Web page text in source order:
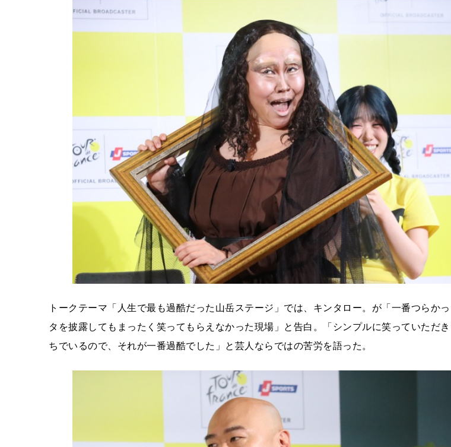
トークテーマ「人生で最も過酷だった山岳ステージ」では、キンタロー。が「一番つらか
タを披露してもまったく笑ってもらえなかった現場」と告白。「シンプルに笑っていただ
ちでいるので、それが一番過酷でした」と芸人ならではの苦労を語った。